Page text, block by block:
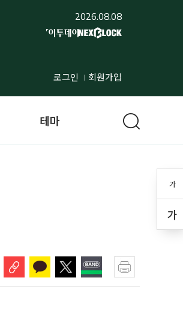
2026.08.08
로그인 회원가입
가
가
테마